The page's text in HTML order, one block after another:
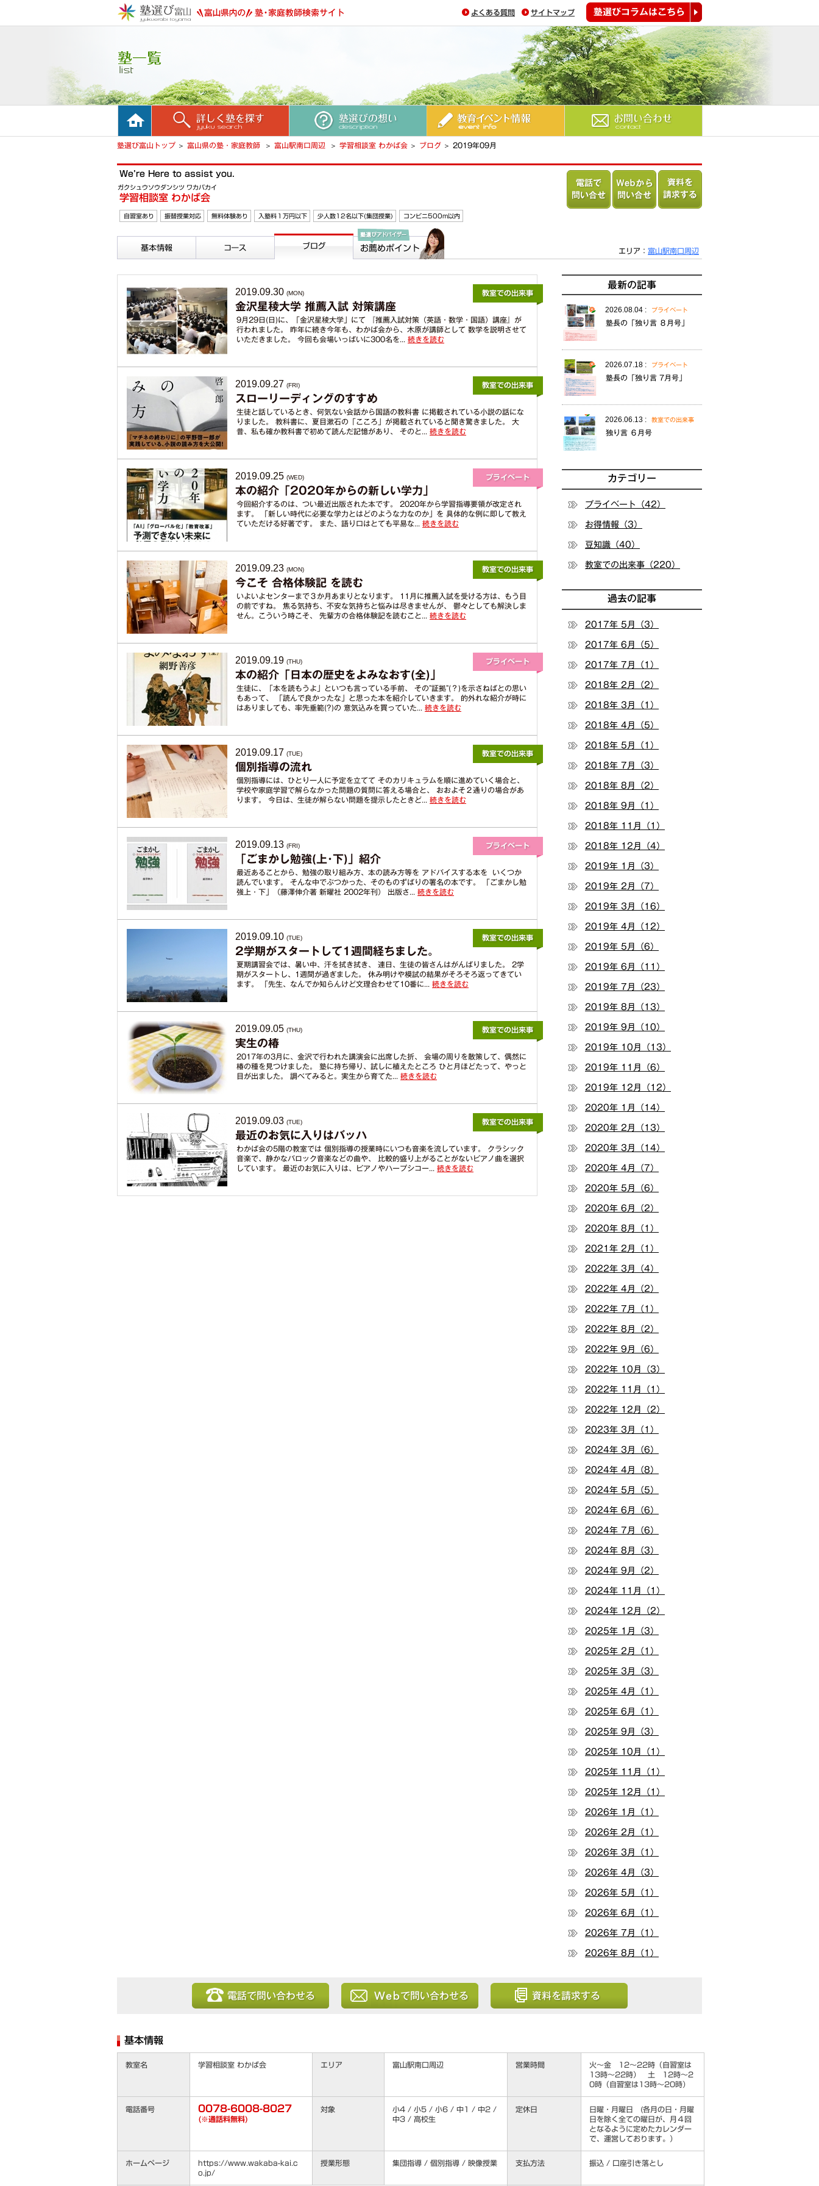
よくある質問 サイトマップ
塾選びコラムはこちら
ホーム 詳しく塾を探す 塾選びの想い 教育イベント情報
塾選び富山トップ 富山県の塾・家庭教師 富山駅南口周辺 学習相談室 わかば会 ブログ 2019年09月
We’re Here to assist you.
ガクシュウソウダンシツ ワカバカイ
学習相談室 わかば会
自習室あり 振替授業対応 無料体験あり 入塾料１万円以下 少人数12名以下(集団授業) コンビニ500m以内
からのお薦めポイン
エリア： 富山駅南口周辺
2019.09.30 (MON)
金沢星稜大学 推薦入試 対策講座
9月29日(日)に、「金沢星稜大学」にて 『推薦入試対策（英語・数学・国語）講座』が
行われました。 昨年に続き今年も、わかば会から、木原が講師として 数学を説明させて
いただきました。 今回も会場いっぱいに300名を... 続きを読む
2019.09.27 (FRI)
スローリーディングのすすめ
生徒と話しているとき、何気ない会話から国語の教科書 に掲載されている小説の話にな
りました。 教科書に、夏目漱石の「こころ」が掲載されていると聞き驚きました。 大
昔、私も確か教科書で初めて読んだ記憶があり、 そのと... 続きを読む
2019.09.25 (WED)
本の紹介「2020年からの新しい学力」
今回紹介するのは、つい最近出版された本です。 2020年から学習指導要領が改定され
ます。 「新しい時代に必要な学力とはどのような力なのか」を 具体的な例に即して教え
ていただける好著です。 また、語り口はとても平易な... 続きを読む
2019.09.23 (MON)
今こそ 合格体験記 を読む
いよいよセンターまで３か月あまりとなります。 11月に推薦入試を受ける方は、もう目
の前ですね。 焦る気持ち、不安な気持ちと悩みは尽きませんが、 鬱々としても解決しま
せん。こういう時こそ、 先輩方の合格体験記を読むこと... 続きを読む
2019.09.19 (THU)
本の紹介「日本の歴史をよみなおす(全)」
生徒に、「本を読もうよ」といつも言っている手前、 その”証拠”(？)を示さねばとの思い
もあって、 「読んで良かったな」と思った本を紹介していきます。 的外れな紹介が時に
はありましても、率先垂範(?)の 意気込みを買っていた... 続きを読む
2019.09.17 (TUE)
個別指導の流れ
個別指導には、ひとり一人に予定を立てて そのカリキュラムを順に進めていく場合と、
学校や家庭学習で解らなかった問題の質問に答える場合と、 おおよそ２通りの場合があ
ります。 今日は、生徒が解らない問題を提示したときど... 続きを読む
2019.09.13 (FRI)
「ごまかし勉強(上･下)」紹介
最近あることから、勉強の取り組み方、本の読み方等を アドバイスする本を いくつか
読んでいます。 そんな中でぶつかった、そのものずばりの署名の本です。 「ごまかし勉
強上・下」（藤澤伸介著 新曜社 2002年刊） 出版さ... 続きを読む
2019.09.10 (TUE)
2学期がスタートして1週間経ちました。
夏期講習会では、暑い中、汗を拭き拭き、 連日、生徒の皆さんはがんばりました。 2学
期がスタートし、1週間が過ぎました。 休み明けや模試の結果がそろそろ返ってきてい
ます。 「先生、なんでか知らんけど文理合わせて10番に... 続きを読む
2019.09.05 (THU)
実生の椿
2017年の3月に、金沢で行われた講演会に出席した折、 会場の周りを散策して、偶然に
椿の種を見つけました。 塾に持ち帰り、試しに植えたところ ひと月ほどたって、やっと
目が出ました。 調べてみると。実生から育てた... 続きを読む
2019.09.03 (TUE)
最近のお気に入りはバッハ
わかば会の5階の教室では 個別指導の授業時にいつも音楽を流しています。 クラシック
音楽で、静かなバロック音楽などの曲や、 比較的盛り上がることがないピアノ曲を選択
しています。 最近のお気に入りは、ピアノやハープシコー... 続きを読む
最新の記事
2026.08.04 : プライベート
塾長の「独り言 ８月号」
2026.07.18 : プライベート
塾長の「独り言 7月号」
2026.06.13 : 教室での出来事
独り言 ６月号
カテゴリー
プライベート（42）
お得情報（3）
豆知識（40）
教室での出来事（220）
過去の記事
2017年 5月（3）
2017年 6月（5）
2017年 7月（1）
2018年 2月（2）
2018年 3月（1）
2018年 4月（5）
2018年 5月（1）
2018年 7月（3）
2018年 8月（2）
2018年 9月（1）
2018年 11月（1）
2018年 12月（4）
2019年 1月（3）
2019年 2月（7）
2019年 3月（16）
2019年 4月（12）
2019年 5月（6）
2019年 6月（11）
2019年 7月（23）
2019年 8月（13）
2019年 9月（10）
2019年 10月（13）
2019年 11月（6）
2019年 12月（12）
2020年 1月（14）
2020年 2月（13）
2020年 3月（14）
2020年 4月（7）
2020年 5月（6）
2020年 6月（2）
2020年 8月（1）
2021年 2月（1）
2022年 3月（4）
2022年 4月（2）
2022年 7月（1）
2022年 8月（2）
2022年 9月（6）
2022年 10月（3）
2022年 11月（1）
2022年 12月（2）
2023年 3月（1）
2024年 3月（6）
2024年 4月（8）
2024年 5月（5）
2024年 6月（6）
2024年 7月（6）
2024年 8月（3）
2024年 9月（2）
2024年 11月（1）
2024年 12月（2）
2025年 1月（3）
2025年 2月（1）
2025年 3月（3）
2025年 4月（1）
2025年 6月（1）
2025年 9月（3）
2025年 10月（1）
2025年 11月（1）
2025年 12月（1）
2026年 1月（1）
2026年 2月（1）
2026年 3月（1）
2026年 4月（3）
2026年 5月（1）
2026年 6月（1）
2026年 7月（1）
2026年 8月（1）
基本情報
教室名 学習相談室 わかば会 エリア 富山駅南口周辺 営業時間
火～金 12～22時（自習室は
13時～22時） 土 12時～2
0時（自習室は13時～20時）
電話番号 0078-6008-8027
(※通話料無料)
対象
小4 / 小5 / 小6 / 中1 / 中2 /
中3 / 高校生
定休日
日曜・月曜日 (各月の日・月曜
日を除く全ての曜日が、月４回
となるように定めたカレンダー
で、運営しております。）
ホームページ
https://www.wakaba-kai.c
o.jp/
授業形態 集団指導 / 個別指導 / 映像授業 支払方法 振込 / 口座引き落とし